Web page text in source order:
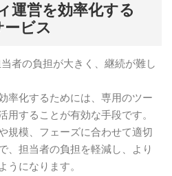
運営を効率化する
ビス
者の負担が大きく、継続が難し
率化するためには、専用のツー
することが有効な手段です。
規模、フェーズに合わせて適切
、担当者の負担を軽減し、より
になります。